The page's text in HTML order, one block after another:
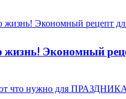
Экономный